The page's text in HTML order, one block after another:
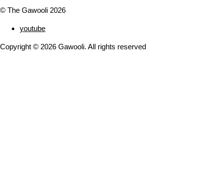
© The Gawooli 2026
youtube
Copyright © 2026 Gawooli. All rights reserved